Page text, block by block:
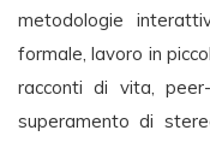
metodologie
formale, lavoro in
racconti di vita,
superamento di